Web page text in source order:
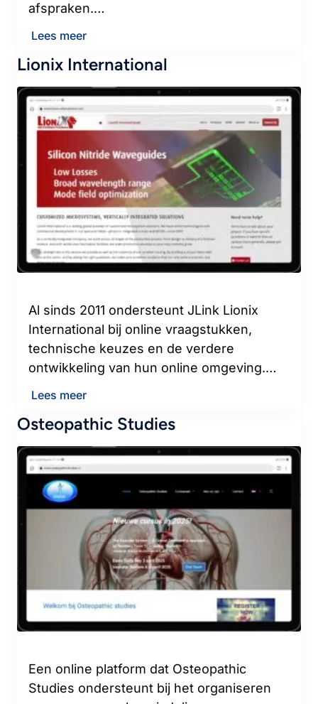
afspraken.…
Lees meer
Lionix International
Al sinds 2011 ondersteunt JLink Lionix
International bij online vraagstukken,
technische keuzes en de verdere
ontwikkeling van hun online omgeving.…
Lees meer
Osteopathic Studies
Een online platform dat Osteopathic
Studies ondersteunt bij het organiseren